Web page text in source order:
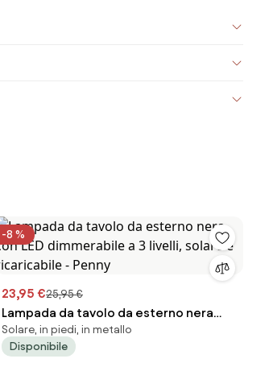
-8 %
23,95 €25,95 €
Lampada da tavolo da esterno nera
con LED dimmerabile a 3 livelli, solare e
ricaricabile - Penny
Solare, in piedi, in metallo
Disponibile